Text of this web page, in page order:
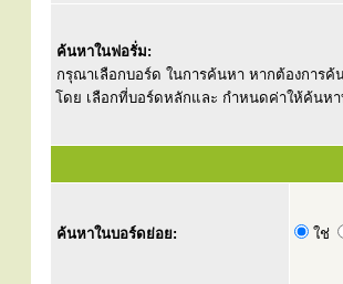
ค้นหาในฟอรั่ม:
กรุณาเลือกบอร์ด ในการค้นหา หากต้องการ
โดย เลือกที่บอร์ดหลักและ กำหนดค่าให้ค้นห
ค้นหาในบอร์ดย่อย: ใช่